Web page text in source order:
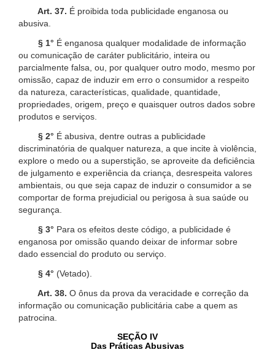
Art. 37. É proibida toda publicidade enganosa ou
abusiva.
§ 1° É enganosa qualquer modalidade de informação
ou comunicação de caráter publicitário, inteira ou
parcialmente falsa, ou, por qualquer outro modo, mesmo por
omissão, capaz de induzir em erro o consumidor a respeito
da natureza, características, qualidade, quantidade,
propriedades, origem, preço e quaisquer outros dados sobre
produtos e serviços.
§ 2° É abusiva, dentre outras a publicidade
discriminatória de qualquer natureza, a que incite à violência,
explore o medo ou a superstição, se aproveite da deficiência
de julgamento e experiência da criança, desrespeita valores
ambientais, ou que seja capaz de induzir o consumidor a se
comportar de forma prejudicial ou perigosa à sua saúde ou
segurança.
§ 3° Para os efeitos deste código, a publicidade é
enganosa por omissão quando deixar de informar sobre
dado essencial do produto ou serviço.
§ 4° (Vetado).
Art. 38. O ônus da prova da veracidade e correção da
informação ou comunicação publicitária cabe a quem as
patrocina.
SEÇÃO IV
Das Práticas Abusivas